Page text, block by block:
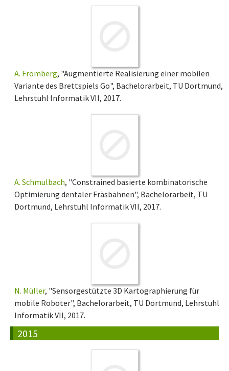
A. Frömberg, "Augmentierte Realisierung einer mobilen
Variante des Brettspiels Go", Bachelorarbeit, TU Dortmund,
Lehrstuhl Informatik VII, 2017.
A. Schmulbach, "Constrained basierte kombinatorische
Optimierung dentaler Fräsbahnen", Bachelorarbeit, TU
Dortmund, Lehrstuhl Informatik VII, 2017.
N. Müller, "Sensorgestützte 3D Kartographierung für
mobile Roboter", Bachelorarbeit, TU Dortmund, Lehrstuhl
Informatik VII, 2017.
2015